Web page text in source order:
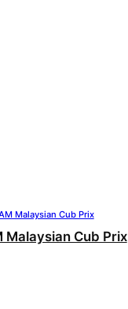
Malaysian Cub Prix